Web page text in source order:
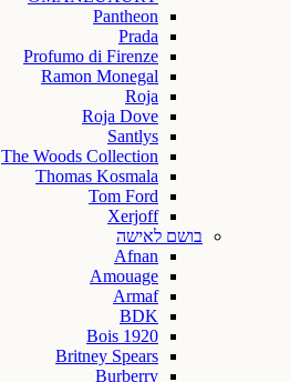
Pantheon
Prada
Profumo di Firenze
Ramon Monegal
Roja
Roja Dove
Santlys
The Woods Collection
Thomas Kosmala
Tom Ford
Xerjoff
בושם לאישה
Afnan
Amouage
Armaf
BDK
Bois 1920
Britney Spears
Burberry